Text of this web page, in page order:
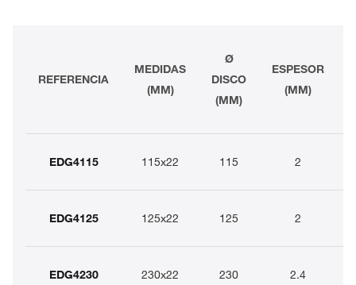
REFERENCIA
MEDIDAS
(MM)
Ø
DISCO
(MM)
ESPESOR
(MM)
EDG4115 115x22 115 2
EDG4125 125x22 125 2
EDG4230 230x22 230 2.4